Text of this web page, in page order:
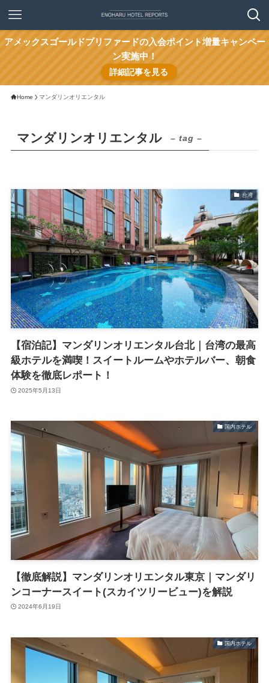
アメックスゴールドプリファードの入会ポイント増量キャンペー
ン実施中！
詳細記事を見る
Home マンダリンオリエンタル
マンダリンオリエンタル – tag –
台湾
【宿泊記】マンダリンオリエンタル台北｜台湾の最高
級ホテルを満喫！スイートルームやホテルバー、朝食
体験を徹底レポート！
2025年5月13日
国内ホテル
【徹底解説】マンダリンオリエンタル東京｜マンダリ
ンコーナースイート(スカイツリービュー)を解説
2024年6月19日
国内ホテル